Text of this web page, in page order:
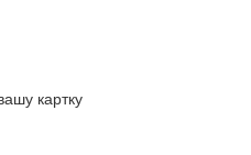
картку